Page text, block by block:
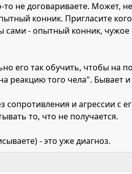
не договариваете. Может,
конник. Пригласите
сами - опытный конник,
его так обучить, чтобы на
реакцию того чела". Бывает и
сопротивления и агрессии с
то, что не получается.
- это уже диагноз.